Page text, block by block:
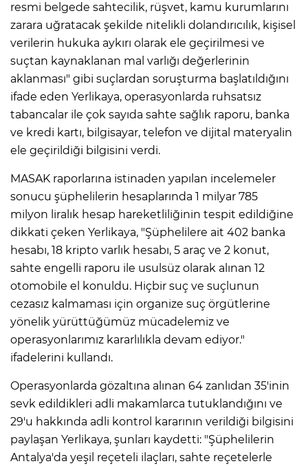
resmi belgede sahtecilik, rüşvet, kamu kurumlarını
zarara uğratacak şekilde nitelikli dolandırıcılık, kişisel
verilerin hukuka aykırı olarak ele geçirilmesi ve
suçtan kaynaklanan mal varlığı değerlerinin
aklanması" gibi suçlardan soruşturma başlatıldığını
ifade eden Yerlikaya, operasyonlarda ruhsatsız
tabancalar ile çok sayıda sahte sağlık raporu, banka
ve kredi kartı, bilgisayar, telefon ve dijital materyalin
ele geçirildiği bilgisini verdi.
MASAK raporlarına istinaden yapılan incelemeler
sonucu şüphelilerin hesaplarında 1 milyar 785
milyon liralık hesap hareketliliğinin tespit edildiğine
dikkati çeken Yerlikaya, "Şüphelilere ait 402 banka
hesabı, 18 kripto varlık hesabı, 5 araç ve 2 konut,
sahte engelli raporu ile usulsüz olarak alınan 12
otomobile el konuldu. Hiçbir suç ve suçlunun
cezasız kalmaması için organize suç örgütlerine
yönelik yürüttüğümüz mücadelemiz ve
operasyonlarımız kararlılıkla devam ediyor."
ifadelerini kullandı.
Operasyonlarda gözaltına alınan 64 zanlıdan 35'inin
sevk edildikleri adli makamlarca tutuklandığını ve
29'u hakkında adli kontrol kararının verildiği bilgisini
paylaşan Yerlikaya, şunları kaydetti: "Şüphelilerin
Antalya'da yeşil reçeteli ilaçları, sahte reçetelerle